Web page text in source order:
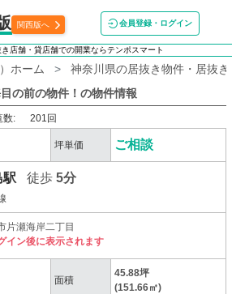
関西版へ 会員登録・ログイン
店舗・貸店舗での開業ならテンポスマート
ホーム
神奈川県の居抜き物件・居抜
の前の物件！ の物件情報
数: 201回
坪単価 ご相談
駅 徒歩5分
片瀬海岸二丁目
イン後に表示されます
面積
45.88坪
(151.66㎡)